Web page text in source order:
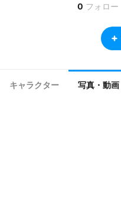
0 フォロー
キャラクター 写真・動画